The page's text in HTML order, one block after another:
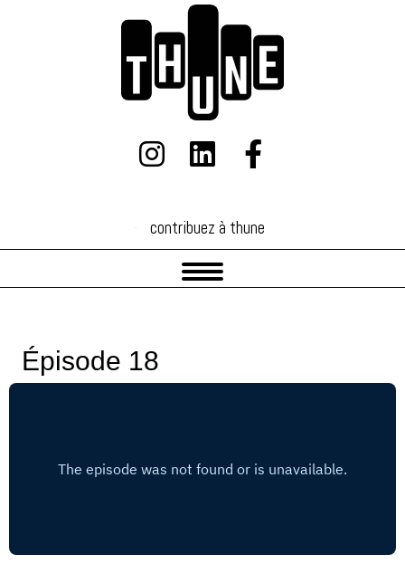
contribuez à thune
contribuez à thune
Épisode 18